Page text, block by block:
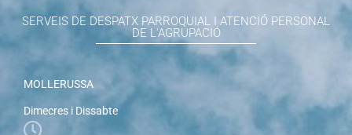
SERVEIS DE DESPATX PARROQUIAL I ATENCIÓ PERSONAL
DE L'AGRUPACIÓ
MOLLERUSSA
Dimecres i Dissabte